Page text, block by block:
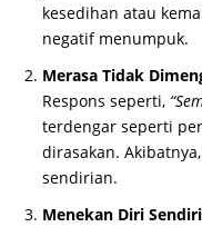
kesedihan atau
negatif menumpuk.
Merasa Tidak
Respons seperti,
terdengar seperti
dirasakan.
sendirian.
Menekan Diri Sendiri